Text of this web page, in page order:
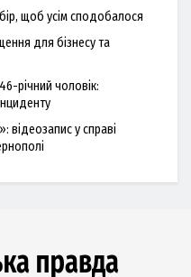
щоб усім сподобалося
для бізнесу та
річний чоловік:
у справі